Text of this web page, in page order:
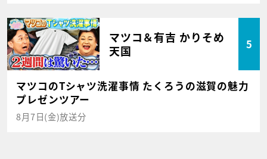
マツコ＆有吉 かりそめ
天国
5
マツコのTシャツ洗濯事情 たくろうの滋賀の魅力
プレゼンツアー
8月7日(金)放送分